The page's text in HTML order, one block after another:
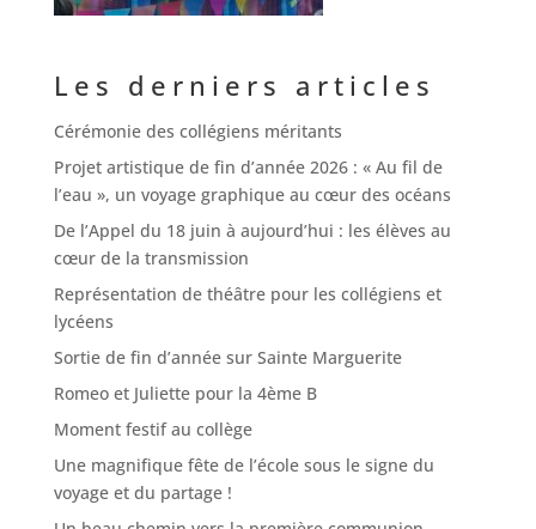
Les derniers articles
Cérémonie des collégiens méritants
Projet artistique de fin d’année 2026 : « Au fil de
l’eau », un voyage graphique au cœur des océans
De l’Appel du 18 juin à aujourd’hui : les élèves au
cœur de la transmission
Représentation de théâtre pour les collégiens et
lycéens
Sortie de fin d’année sur Sainte Marguerite
Romeo et Juliette pour la 4ème B
Moment festif au collège
Une magnifique fête de l’école sous le signe du
voyage et du partage !